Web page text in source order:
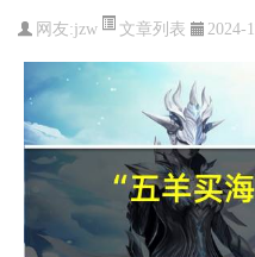
网友:jzw 文章列表 2024-